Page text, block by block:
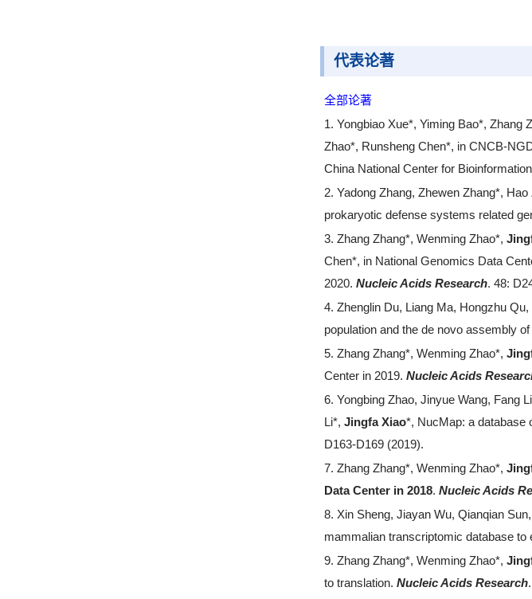
代表论著
全部论著
1. Yongbiao Xue*, Yiming Bao*, Zhang
Zhao*, Runsheng Chen*, in CNCB-
China National Center for
2. Yadong Zhang, Zhewen Zhang*,
prokaryotic defense systems related
3. Zhang Zhang*, Wenming Zhao*,
Chen*, in National Genomics Data
2020. Nucleic Acids Research. 48:
4. Zhenglin Du, Liang Ma, Hongzhu Qu,
population and the de novo assembly
5. Zhang Zhang*, Wenming Zhao*,
Center in 2019. Nucleic Acids
6. Yongbing Zhao, Jinyue Wang, Fang
Li*, Jingfa Xiao*, NucMap: a database
D163-D169 (2019).
7. Zhang Zhang*, Wenming Zhao*,
Data Center in 2018. Nucleic Acids
8. Xin Sheng, Jiayan Wu, Qianqian
mammalian transcriptomic database to
9. Zhang Zhang*, Wenming Zhao*,
to translation. Nucleic Acids Research